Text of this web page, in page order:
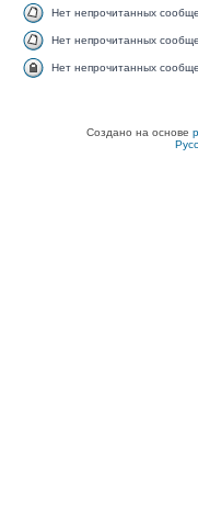
Нет непрочитанных
Нет непрочитанных
Нет непрочитанных
Создано на основе